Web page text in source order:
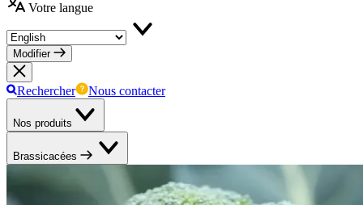
Votre langue
Modifier
Rechercher Nous contacter
Nos produits
Brassicacées